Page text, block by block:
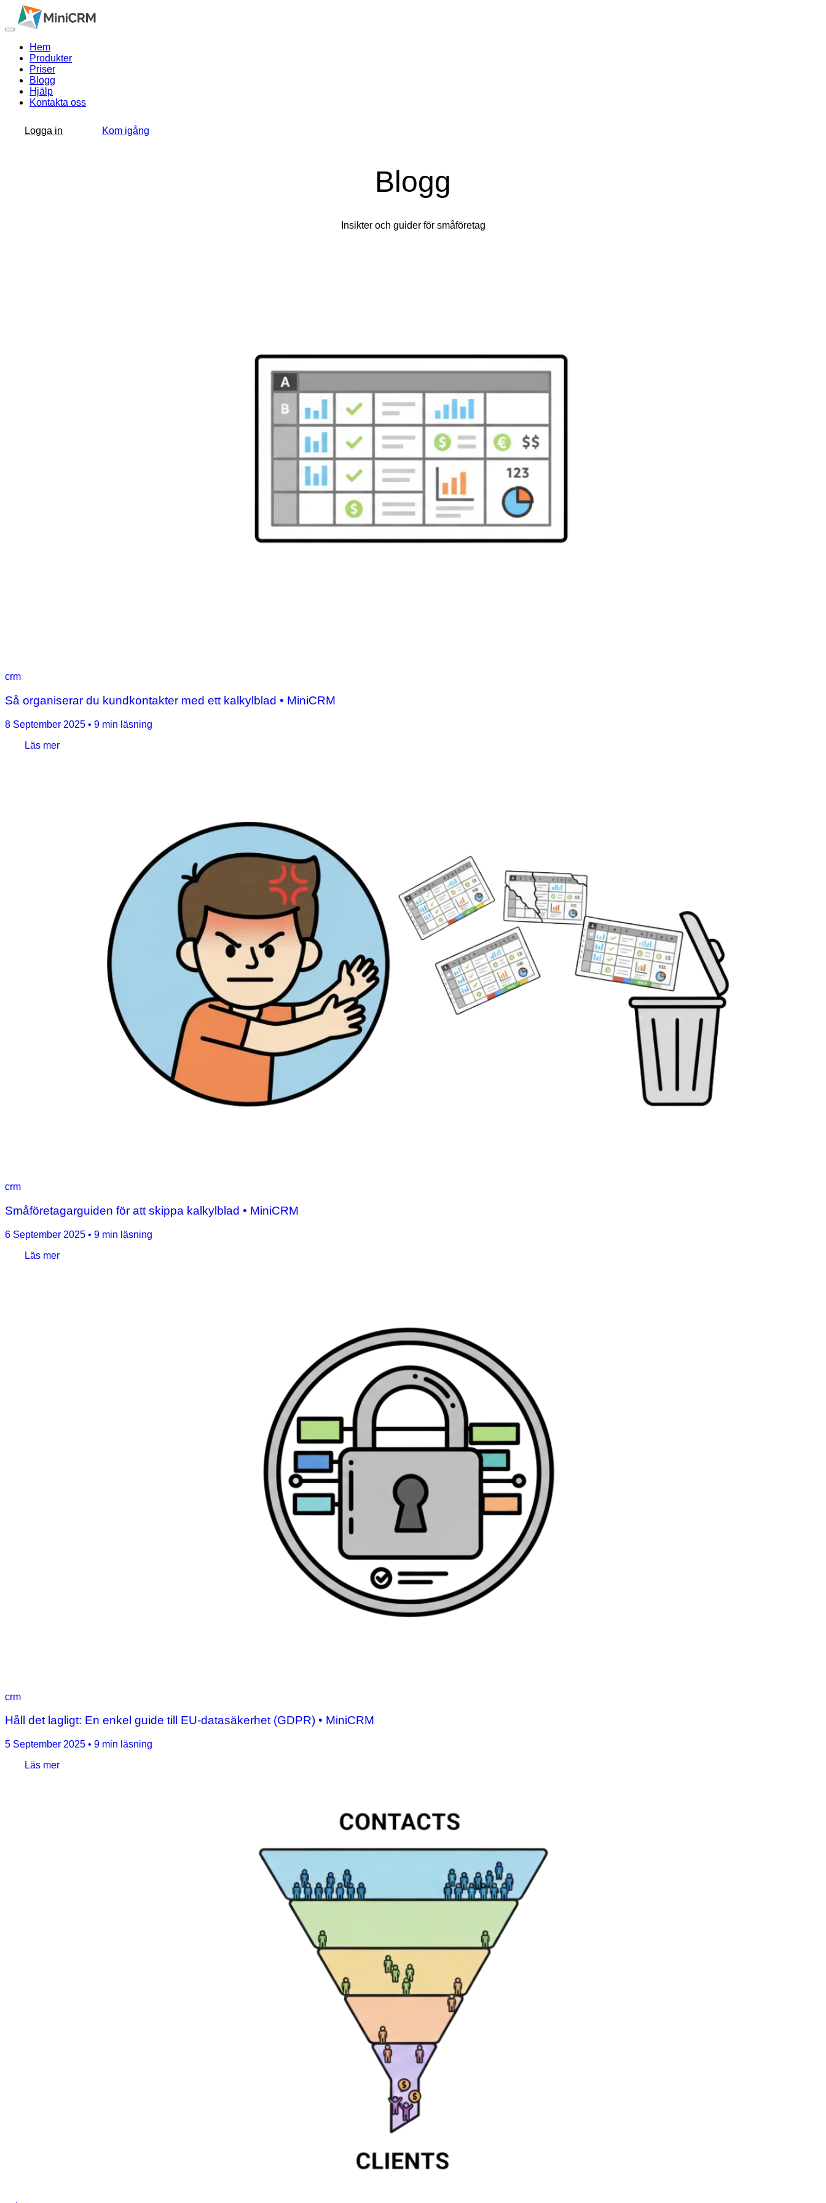
Hem
Produkter
Priser
Blogg
Hjälp
Kontakta oss
Logga in Kom igång
Blogg
Insikter och guider för småföretag
crm
Så organiserar du kundkontakter med ett kalkylblad • MiniCRM
8 September 2025 • 9 min läsning
Läs mer
crm
Småföretagarguiden för att skippa kalkylblad • MiniCRM
6 September 2025 • 9 min läsning
Läs mer
crm
Håll det lagligt: En enkel guide till EU-datasäkerhet (GDPR) • MiniCRM
5 September 2025 • 9 min läsning
Läs mer